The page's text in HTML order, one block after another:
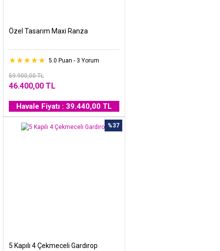
Özel Tasarım Maxi Ranza
5.0 Puan - 3 Yorum
59.900,00 TL
46.400,00 TL
Havale Fiyatı : 39.440,00 TL
%37
5 Kapılı 4 Çekmeceli Gardırop